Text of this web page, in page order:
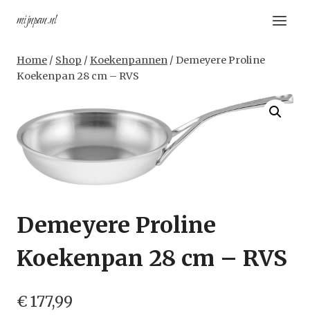
naarmijnpan.nl
Home / Shop / Koekenpannen / Demeyere Proline
Koekenpan 28 cm – RVS
Demeyere Proline
Koekenpan 28 cm – RVS
€177,99